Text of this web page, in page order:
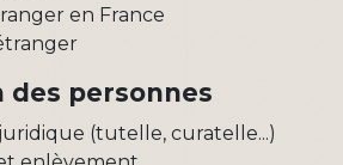
en France
des personnes
(tutelle, curatelle...)